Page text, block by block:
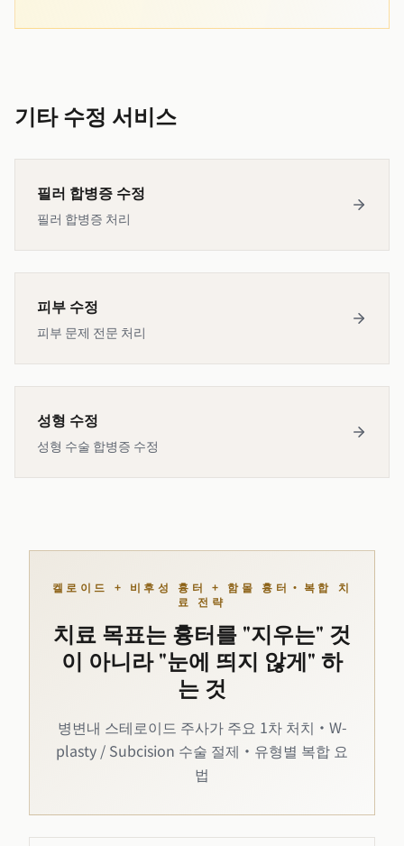
기타 수정 서비스
필러 합병증 수정
필러 합병증 처리
피부 수정
피부 문제 전문 처리
성형 수정
성형 수술 합병증 수정
켈로이드 + 비후성 흉터 + 함몰 흉터·복합 치
료 전략
치료 목표는 흉터를 "지우는" 것
이 아니라 "눈에 띄지 않게" 하
는 것
병변내 스테로이드 주사가 주요 1차 처치·W-
plasty / Subcision 수술 절제·유형별 복합 요
법